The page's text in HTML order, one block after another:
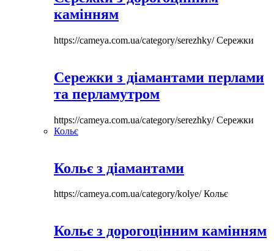
камінням
https://cameya.com.ua/category/serezhky/Сережки
Сережки з діамантами перлами
та перламутром
https://cameya.com.ua/category/serezhky/Сережки
Кольє
Кольє з діамантами
https://cameya.com.ua/category/kolye/Кольє
Кольє з дорогоцінним камінням